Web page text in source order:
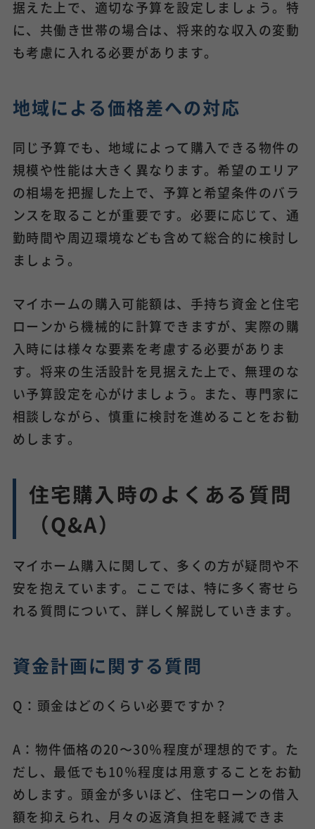
据えた上で、適切な予算を設定しましょう。特
に、共働き世帯の場合は、将来的な収入の変動
も考慮に入れる必要があります。
地域による価格差への対応
同じ予算でも、地域によって購入できる物件の
規模や性能は大きく異なります。希望のエリア
の相場を把握した上で、予算と希望条件のバラ
ンスを取ることが重要です。必要に応じて、通
勤時間や周辺環境なども含めて総合的に検討し
ましょう。
マイホームの購入可能額は、手持ち資金と住宅
ローンから機械的に計算できますが、実際の購
入時には様々な要素を考慮する必要がありま
す。将来の生活設計を見据えた上で、無理のな
い予算設定を心がけましょう。また、専門家に
相談しながら、慎重に検討を進めることをお勧
めします。
住宅購入時のよくある質問
（Q&A）
マイホーム購入に関して、多くの方が疑問や不
安を抱えています。ここでは、特に多く寄せら
れる質問について、詳しく解説していきます。
資金計画に関する質問
Q：頭金はどのくらい必要ですか？
A：物件価格の20〜30％程度が理想的です。た
だし、最低でも10％程度は用意することをお勧
めします。頭金が多いほど、住宅ローンの借入
額を抑えられ、月々の返済負担を軽減できま